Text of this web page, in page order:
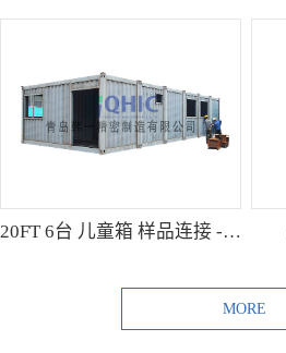
20FT 6台 儿童箱 样品连接 - Shibutani
MORE